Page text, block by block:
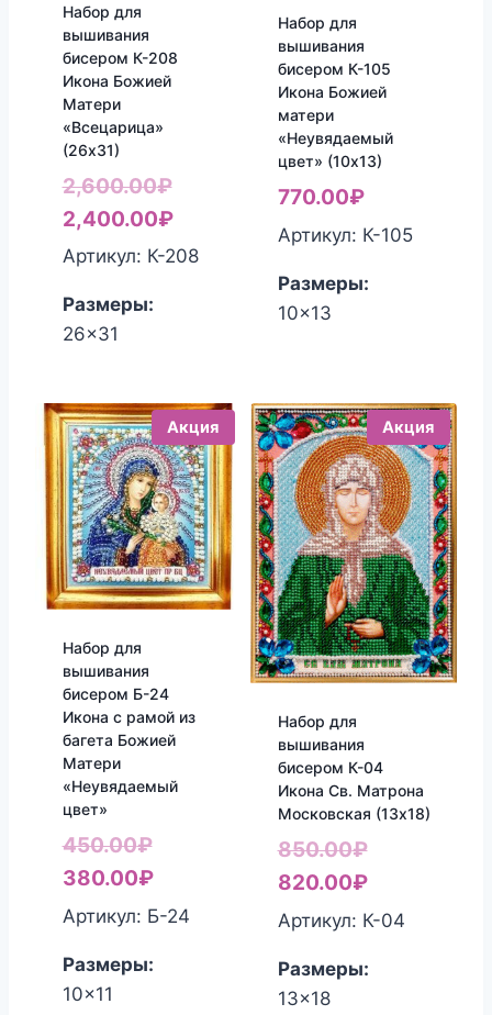
Набор для
вышивания
бисером К-208
Икона Божией
Матери
«Всецарица»
(26х31)
2,600.00₽Первоначальная
цена
составляла
2,600.00₽.
2,400.00₽Текущая
цена:
2,400.00₽.
Артикул: К-208
Размеры:
26x31
Набор для
вышивания
бисером К-105
Икона Божией
матери
«Неувядаемый
цвет» (10х13)
770.00₽
Артикул: К-105
Размеры:
10x13
Акция
Набор для
вышивания
бисером Б-24
Икона с рамой из
багета Божией
Матери
«Неувядаемый
цвет»
450.00₽Первоначальная
цена
составляла
380.00₽Текущая
цена:
Артикул: Б-24
Размеры:
10x11
Акция
Набор для
вышивания
бисером К-04
Икона Св. Матрона
Московская (13х18)
850.00₽
цена
составляла
820.00₽Текущая
цена:
Артикул: К-04
Размеры:
13x18